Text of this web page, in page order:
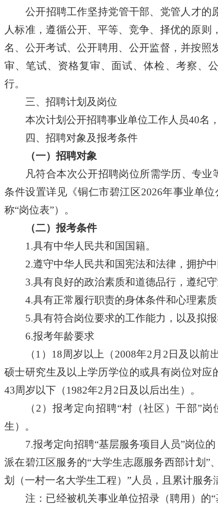
公开招聘工作坚持党管干部、党管人才的
人标准，遵循公开、 平等、 竞争、择优的原则
名、公开考试、公开聘用、公开监督，并按照
审、笔试、资格复审、面试、体检、考察、
行。
三、 招聘计划及 岗位
本次计划公开招聘事业单位工作人员40名
四、 招聘对象及报考条件
（一）招聘对象
凡符合本次公开招聘岗位所需学历、专业
条件设置详见《铜仁市碧江区2026年事业单位
称“岗位表”）。
（二）报考条件
1.具有中华人民共和国国籍。
2.遵守中华人民共和国宪法和法律，拥护
3.具有良好的政治素质和道德品行，遵纪
4.具有正常履行职责的身体条件和心理素
5.具有符合岗位要求的工作能力，以及拟
6.报考年龄要求
（ 1 ） 18周岁以上（2008年2月 2 日及以前
硕士研究生及以上学历学位的或具有岗位对应
43周岁 以下 （ 1982年2月 2 日及以后出生） 。
（2）报考定向招聘“村（社区）干部”
生）。
7.报考定向招聘“基层服务项目人员”岗位
派在碧江区服务的“大学生志愿服务西部计划”
划（一村一名大学生工程）”人员，且累计服
注：已经被机关事业单位招录（聘用）的